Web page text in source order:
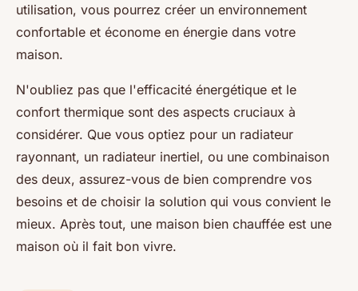
utilisation, vous pourrez créer un environnement
confortable et économe en énergie dans votre
maison.
N'oubliez pas que l'efficacité énergétique et le
confort thermique sont des aspects cruciaux à
considérer. Que vous optiez pour un radiateur
rayonnant, un radiateur inertiel, ou une combinaison
des deux, assurez-vous de bien comprendre vos
besoins et de choisir la solution qui vous convient le
mieux. Après tout, une maison bien chauffée est une
maison où il fait bon vivre.